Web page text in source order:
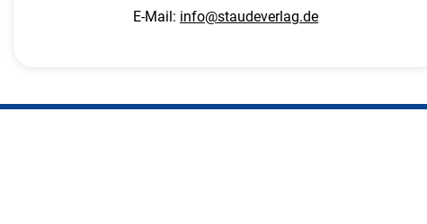
E-Mail: info@staudeverlag.de